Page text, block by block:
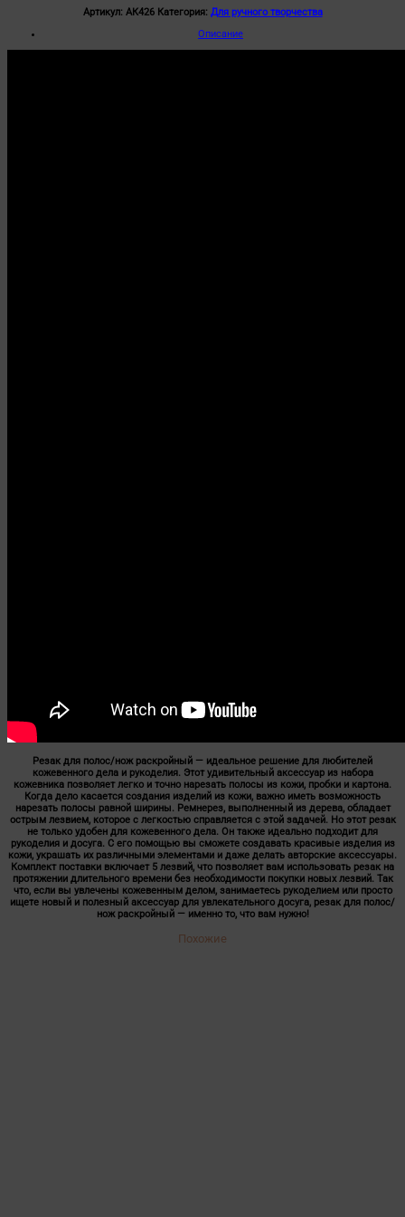
Артикул: АК426 Категория: Для ручного творчества
Описание
Резак для полос/нож раскройный — идеальное решение для любителей
кожевенного дела и рукоделия. Этот удивительный аксессуар из набора
кожевника позволяет легко и точно нарезать полосы из кожи, пробки и картона.
Когда дело касается создания изделий из кожи, важно иметь возможность
нарезать полосы равной ширины. Ремнерез, выполненный из дерева, обладает
острым лезвием, которое с легкостью справляется с этой задачей. Но этот резак
не только удобен для кожевенного дела. Он также идеально подходит для
рукоделия и досуга. С его помощью вы сможете создавать красивые изделия из
кожи, украшать их различными элементами и даже делать авторские аксессуары.
Комплект поставки включает 5 лезвий, что позволяет вам использовать резак на
протяжении длительного времени без необходимости покупки новых лезвий. Так
что, если вы увлечены кожевенным делом, занимаетесь рукоделием или просто
ищете новый и полезный аксессуар для увлекательного досуга, резак для полос/
нож раскройный — именно то, что вам нужно!
Похожие